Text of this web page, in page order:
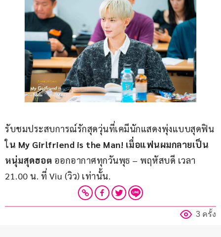
รับชมประสบการณ์รักสุดวุ่นที่เคมีนักแสดงพุ่งแบบสุดฟิน
ใน My Girlfriend is the Man! เมื่อแฟนผมกลายเป็น
หนุ่มสุดฮอต ออกอากาศทุกวันพุธ – พฤหัสบดี เวลา
21.00 น. ที่ Viu (วิว) เท่านั้น.
3 ครั้ง